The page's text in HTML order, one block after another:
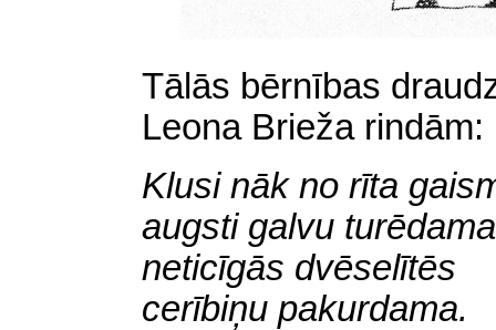
Tālās bērnības
Leona Brieža rindām:
Klusi nāk no rīta
augsti galvu
neticīgās dvēselītēs
cerībiņu pakurdama.